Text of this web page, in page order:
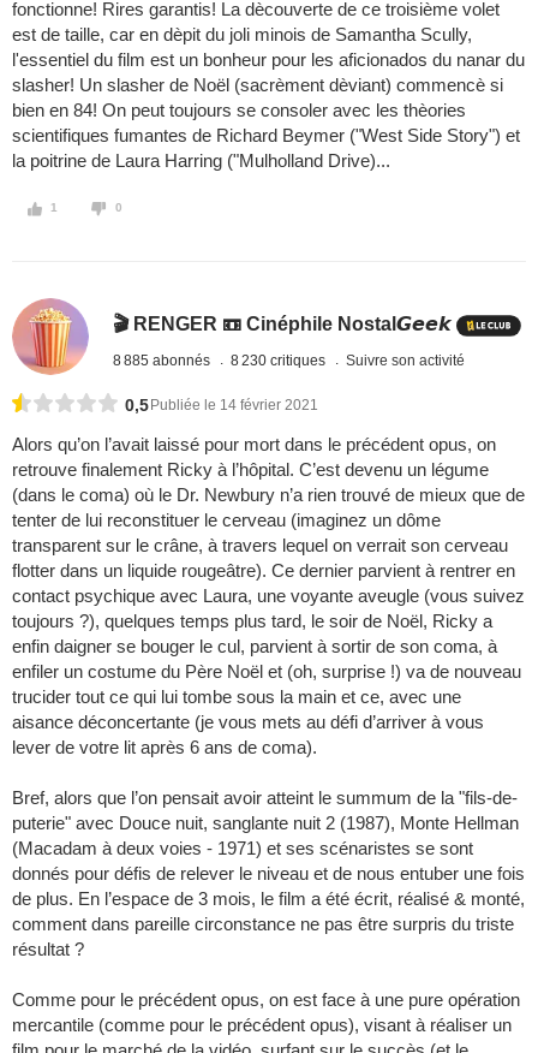
fonctionne! Rires garantis! La dècouverte de ce troisième volet
est de taille, car en dèpit du joli minois de Samantha Scully,
l'essentiel du film est un bonheur pour les aficionados du nanar du
slasher! Un slasher de Noël (sacrèment dèviant) commencè si
bien en 84! On peut toujours se consoler avec les thèories
scientifiques fumantes de Richard Beymer ("West Side Story") et
la poitrine de Laura Harring ("Mulholland Drive)...
1 0
🎬 RENGER 📼 Cinéphile Nostal𝙂𝙚𝙚𝙠
8 885 abonnés 8 230 critiques Suivre son activité
0,5 Publiée le 14 février 2021
Alors qu’on l’avait laissé pour mort dans le précédent opus, on
retrouve finalement Ricky à l’hôpital. C’est devenu un légume
(dans le coma) où le Dr. Newbury n’a rien trouvé de mieux que de
tenter de lui reconstituer le cerveau (imaginez un dôme
transparent sur le crâne, à travers lequel on verrait son cerveau
flotter dans un liquide rougeâtre). Ce dernier parvient à rentrer en
contact psychique avec Laura, une voyante aveugle (vous suivez
toujours ?), quelques temps plus tard, le soir de Noël, Ricky a
enfin daigner se bouger le cul, parvient à sortir de son coma, à
enfiler un costume du Père Noël et (oh, surprise !) va de nouveau
trucider tout ce qui lui tombe sous la main et ce, avec une
aisance déconcertante (je vous mets au défi d’arriver à vous
lever de votre lit après 6 ans de coma).
Bref, alors que l’on pensait avoir atteint le summum de la "fils-de-
puterie" avec Douce nuit, sanglante nuit 2 (1987), Monte Hellman
(Macadam à deux voies - 1971) et ses scénaristes se sont
donnés pour défis de relever le niveau et de nous entuber une fois
de plus. En l’espace de 3 mois, le film a été écrit, réalisé & monté,
comment dans pareille circonstance ne pas être surpris du triste
résultat ?
Comme pour le précédent opus, on est face à une pure opération
mercantile (comme pour le précédent opus), visant à réaliser un